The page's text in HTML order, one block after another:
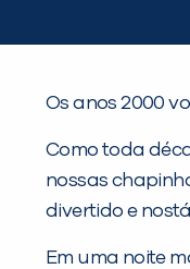
Os anos 2000
Como toda
nossas
divertido e
Em uma noite